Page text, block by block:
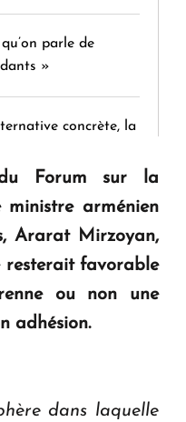
parle de
»
concrète, la
résilience et d'avenir
d'Arménie
Forum sur la
ministre arménien
Ararat Mirzoyan,
resterait favorable
ou non une
adhésion.
dans laquelle